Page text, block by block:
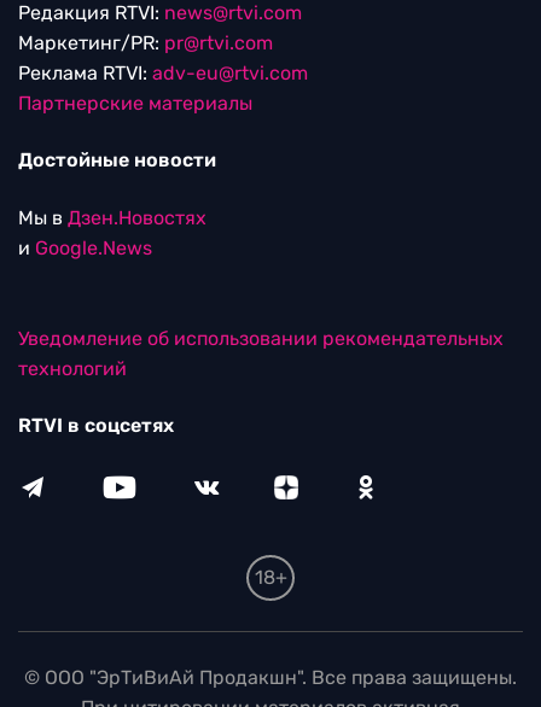
Редакция RTVI: news@rtvi.com
Маркетинг/PR: pr@rtvi.com
Реклама RTVI: adv-eu@rtvi.com
Партнерские материалы
Достойные новости
Мы в Дзен.Новостях
и Google.News
Уведомление об использовании рекомендательных
технологий
RTVI в соцсетях
18+
© ООО "ЭрТиВиАй Продакшн". Все права защищены.